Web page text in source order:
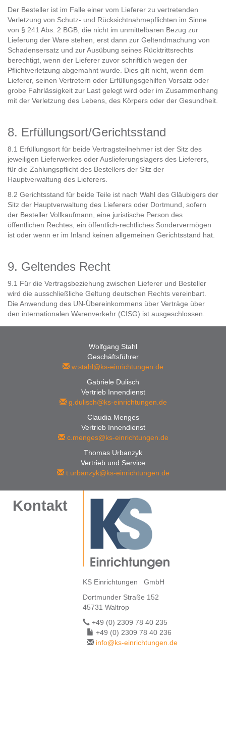
Der Besteller ist im Falle einer vom Lieferer zu vertretenden
Verletzung von Schutz- und Rücksichtnahmepflichten im Sinne
von § 241 Abs. 2 BGB, die nicht im unmittelbaren Bezug zur
Lieferung der Ware stehen, erst dann zur Geltendmachung von
Schadensersatz und zur Ausübung seines Rücktrittsrechts
berechtigt, wenn der Lieferer zuvor schriftlich wegen der
Pflichtverletzung abgemahnt wurde. Dies gilt nicht, wenn dem
Lieferer, seinen Vertretern oder Erfüllungsgehilfen Vorsatz oder
grobe Fahrlässigkeit zur Last gelegt wird oder im Zusammenhang
mit der Verletzung des Lebens, des Körpers oder der Gesundheit.
8. Erfüllungsort/Gerichtsstand
8.1 Erfüllungsort für beide Vertragsteilnehmer ist der Sitz des
jeweiligen Lieferwerkes oder Auslieferungslagers des Lieferers,
für die Zahlungspflicht des Bestellers der Sitz der
Hauptverwaltung des Lieferers.
8.2 Gerichtsstand für beide Teile ist nach Wahl des Gläubigers der
Sitz der Hauptverwaltung des Lieferers oder Dortmund, sofern
der Besteller Vollkaufmann, eine juristische Person des
öffentlichen Rechtes, ein öffentlich-rechtliches Sondervermögen
ist oder wenn er im Inland keinen allgemeinen Gerichtsstand hat.
9. Geltendes Recht
9.1 Für die Vertragsbeziehung zwischen Lieferer und Besteller
wird die ausschließliche Geltung deutschen Rechts vereinbart.
Die Anwendung des UN-Übereinkommens über Verträge über
den internationalen Warenverkehr (CISG) ist ausgeschlossen.
Wolfgang Stahl
Geschäftsführer
w.stahl@ks-einrichtungen.de
Gabriele Dulisch
Vertrieb Innendienst
g.dulisch@ks-einrichtungen.de
Claudia Menges
Vertrieb Innendienst
c.menges@ks-einrichtungen.de
Thomas Urbanzyk
Vertrieb und Service
t.urbanzyk@ks-einrichtungen.de
Kontakt
KS Einrichtungen GmbH
Dortmunder Straße 152
45731 Waltrop
+49 (0) 2309 78 40 235
+49 (0) 2309 78 40 236
info@ks-einrichtungen.de